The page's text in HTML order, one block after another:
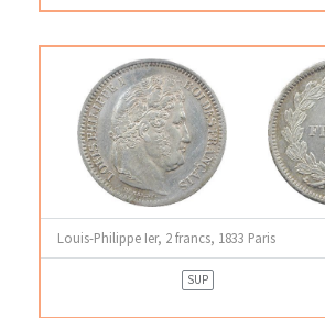
Louis-Philippe Ier, 2 francs, 1833 Paris
SUP